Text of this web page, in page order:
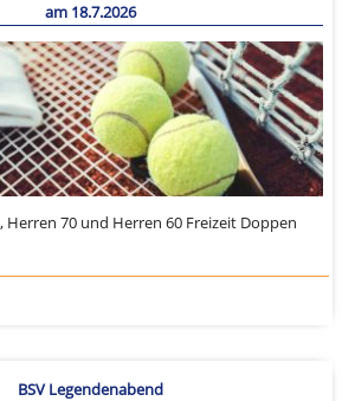
am 18.7.2026
Herren 70 und Herren 60 Freizeit Doppen
BSV Legendenabend